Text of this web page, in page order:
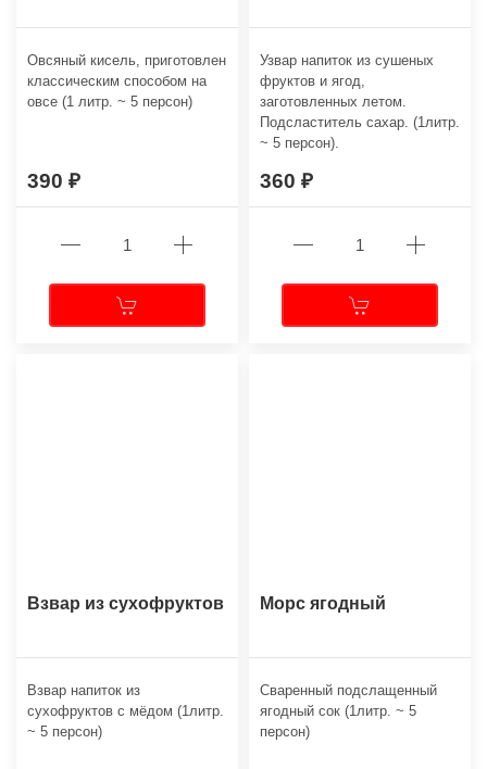
Овсяный кисель, приготовлен
классическим способом на
овсе (1 литр. ~ 5 персон)
390
Узвар напиток из сушеных
фруктов и ягод,
заготовленных летом.
Подсластитель сахар. (1литр.
~ 5 персон).
360
Взвар из сухофруктов
Взвар напиток из
сухофруктов с мёдом (1литр.
~ 5 персон)
Морс ягодный
Сваренный подслащенный
ягодный сок (1литр. ~ 5
персон)